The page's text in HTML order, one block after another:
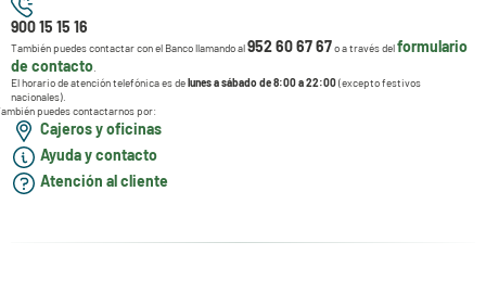
900 15 15 16
También puedes contactar con el Banco llamando al952 60 67 67o a través delformulario
de contacto
El horario de atención telefónica es delunes a sábado de 8:00 a 22:00(excepto festivos
nacionales).
puedes contactarnos por:
Cajeros y oficinas
Ayuda y contacto
Atención al cliente